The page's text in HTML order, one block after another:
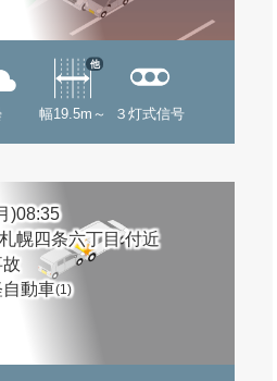
幅19.5m～
他
３灯式信号
)08:35
幌四条六丁目 付近
動車(1)